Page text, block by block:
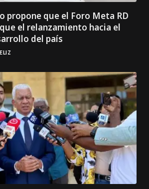
propone que el Foro Meta RD
el relanzamiento hacia el
del país